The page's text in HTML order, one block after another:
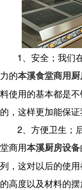
1、安全；我们在
力的本溪食堂商用
料使用的基本都是
的，这样更加能保证
2、方便卫生；后
堂商用本溪厨房设备
列，这对以后的使
的高度以及材料的摆